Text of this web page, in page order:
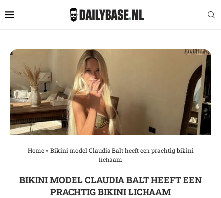
Home» Bikini model Claudia Balt heeft een prachtig bikini
lichaam
BIKINI MODEL CLAUDIA BALT HEEFT EEN
PRACHTIG BIKINI LICHAAM